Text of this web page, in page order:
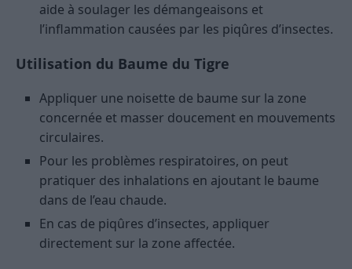
aide à soulager les démangeaisons et
l’inflammation causées par les piqûres d’insectes.
Utilisation du Baume du Tigre
Appliquer une noisette de baume sur la zone
concernée et masser doucement en mouvements
circulaires.
Pour les problèmes respiratoires, on peut
pratiquer des inhalations en ajoutant le baume
dans de l’eau chaude.
En cas de piqûres d’insectes, appliquer
directement sur la zone affectée.